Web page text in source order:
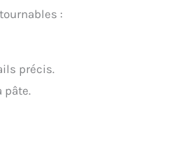
:
précis.
pâte.